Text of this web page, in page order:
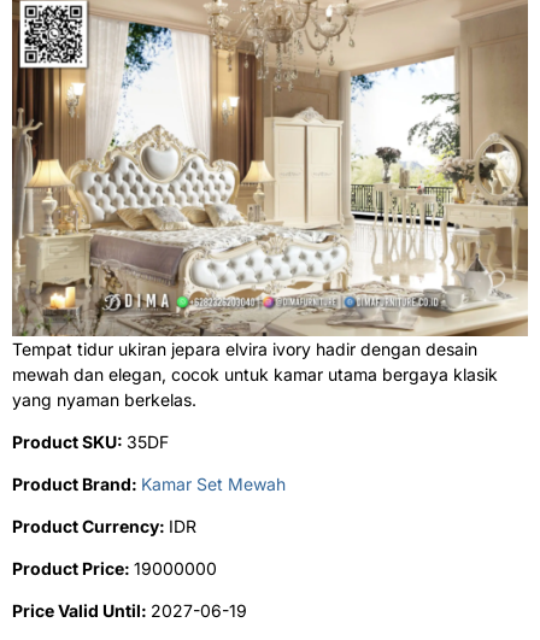
Tempat tidur ukiran jepara elvira ivory hadir dengan desain
mewah dan elegan, cocok untuk kamar utama bergaya klasik
yang nyaman berkelas.
Product SKU: 35DF
Product Brand: Kamar Set Mewah
Product Currency: IDR
Product Price: 19000000
Price Valid Until: 2027-06-19